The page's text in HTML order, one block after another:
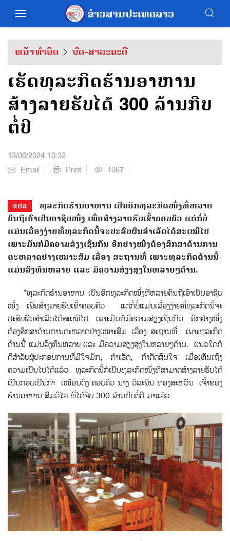
ຫນ້າທຳອິດ ບົດ-ສາລະຄະດີ
ເຮັດທຸລະກິດຮ້ານອາຫານ
ສ້າງລາຍຮັບໄດ້ 300 ລ້ານກີບ
ຕໍ່ປີ
13/06/2024 10:32
Email
Print 1067
ຂປລ
ທຸລະກິດຮ້ານອາຫານ ເປັນອີກທຸລະກິດໜຶ່ງທີ່ຫລາຍ
ຄົນຖືເອົາເປັນອາຊີບໜຶ່ງ ເພື່ອສ້າງລາຍຮັບເຂົ້າຄອບຄົວ ແຕ່ກ່ໍບໍ່
ແມ່ນເລື່ອງງ່າຍທີ່ທຸລະກິດນີ້ຈະປະສົບຜົນສໍາເລັດໄດ້ສະເໝີໄປ
ເພາະມັນກໍມີຄວາມສ່ຽງເຊັ່ນກັນ ອີກຢ່າງໜຶ່ງຕ້ອງສຶກສາດ້ານການ
ຕະຫລາດຢ່າງເໝາະສົມ ເລື່ອງ ສະຖານທີ່ ເພາະທຸລະກິດດ້ານນີ້
ແມ່ນລົງທຶນຫລາຍ ແລະ ມີຄວາມສ່ຽງສູງໃນຫລາຍໆດ້ານ.
*ທຸລະກິດຮ້ານອາຫານ ເປັນອີກທຸລະກິດໜຶ່ງທີ່ຫລາຍຄົນຖືເອົາເປັນອາຊີບ
ໜຶ່ງ ເພື່ອສ້າງລາຍຮັບເຂົ້າຄອບຄົວ ແຕ່ກ່ໍບໍ່ແມ່ນເລື່ອງງ່າຍທີ່ທຸລະກິດນີ້ຈະ
ປະສົບຜົນສໍາເລັດໄດ້ສະເໝີໄປ ເພາະມັນກໍມີຄວາມສ່ຽງເຊັ່ນກັນ ອີກຢ່າງໜຶ່ງ
ຕ້ອງສຶກສາດ້ານການຕະຫລາດຢ່າງເໝາະສົມ ເລື່ອງ ສະຖານທີ່ ເພາະທຸລະກິດ
ດ້ານນີ້ ແມ່ນລົງທຶນຫລາຍ ແລະ ມີຄວາມສ່ຽງສູງໃນຫລາຍໆດ້ານ. ແນວໃດກໍ
ດີສໍາລັບຜູ້ປະກອບການທີ່ມີໃຈມັກ, ກ້າເຮັດ, ກ້າຕັດສິນໃຈ ເມື່ອເຫັນເຖິງ
ຄວາມເປັນໄປໄດ້ແລ້ວ ທຸລະກິດນ້ີກໍເປັນທຸລະກິດໜຶ່ງທ່ີສາມາດສ້າງລາຍຮັບໄດ້
ເປັນກອບເປັນກໍາ ເໝືອນດັ່ງ ຄອບຄົວ ນາງ ວິລະພົນ ທອງສະຫວັນ ເຈົ້າຂອງ
ຮ້ານອາຫານ ສົມວິໄລ ທີ່ໄດ້ຈັບ 300 ລ້ານກີບຕໍ່ປີ ມາແລ້ວ.